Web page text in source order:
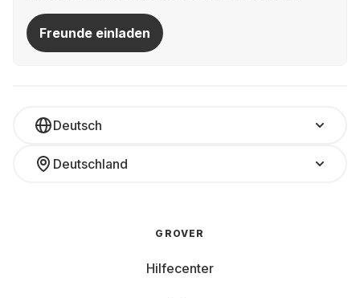
Freunde einladen
Deutsch
Deutschland
GROVER
Hilfecenter